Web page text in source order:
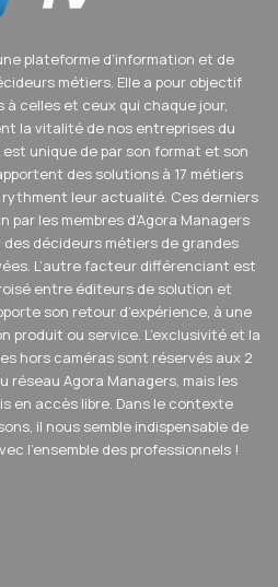
plateforme d’information et de
métiers. Elle a pour objectif
à celles et ceux qui chaque jour,
la vitalité de nos entreprises du
unique de par son format et son
des solutions à 17 métiers
leur actualité. Ces derniers
les membres d’Agora Managers
des décideurs métiers de grandes
L’autre facteur différenciant est
entre éditeurs de solution et
son retour d’expérience, à une
produit ou service. L’exclusivité et la
hors caméras sont réservés aux 2
réseau Agora Managers, mais les
en accès libre. Dans le contexte
il nous semble indispensable de
l'ensemble des professionnels !